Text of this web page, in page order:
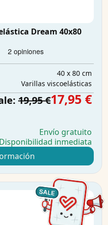
Dream 40x80
40 x 80 cm
Varillas viscoelásticas
19,95 €17,95 €
Envío gratuito
Disponibilidad inmediata